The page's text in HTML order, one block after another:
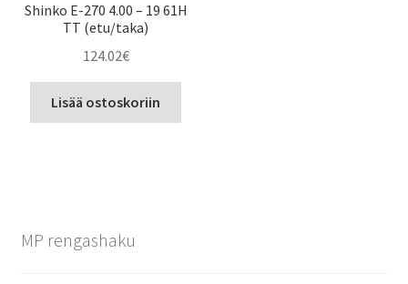
Shinko E-270 4.00 – 19 61H
TT (etu/taka)
124.02€
Lisää ostoskoriin
MP rengashaku